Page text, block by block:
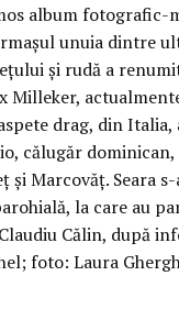
album fotografic-
unuia dintre
şi rudă a
Milleker,
drag, din Italia,
călugăr
şi Marcovăţ. Seara
la care au
Călin, după
foto: Laura